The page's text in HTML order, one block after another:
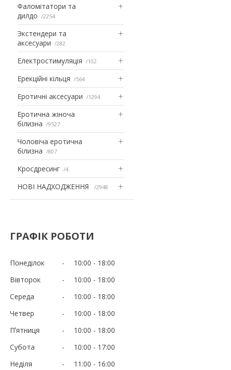
Фаломітатори та
дилдо
2254
Экстендери та
аксесуари
282
Електростимуляція 102
Ерекційні кільця 564
Еротичні аксесуари 1294
Еротична жіноча
білизна
9527
Чоловіча еротична
білизна
807
Кросдресинг 4
НОВІ НАДХОДЖЕННЯ 2948
ГРАФІК РОБОТИ
Понеділок 10:00
18:00
Вівторок
10:00
18:00
Середа
10:00
18:00
Четвер
10:00
18:00
Пʼятниця
10:00
18:00
Субота
10:00
17:00
Неділя
11:00 16:00